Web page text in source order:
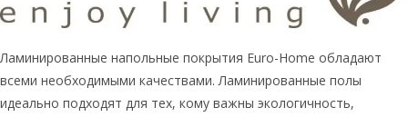
Ламинированные напольные покрытия Euro-Home обладают
всеми необходимыми качествами. Ламинированные полы
идеально подходят для тех, кому важны экологичность,